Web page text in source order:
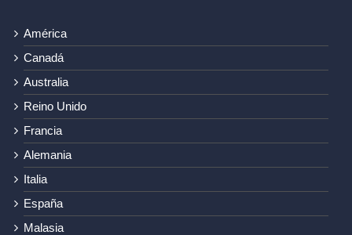
América
Canadá
Australia
Reino Unido
Francia
Alemania
Italia
España
Malasia